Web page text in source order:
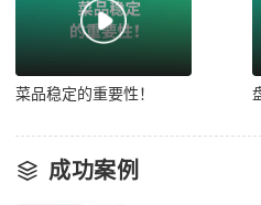
菜品稳定的重要性！
成功案例